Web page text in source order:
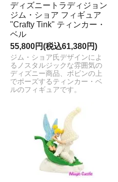
ディズニートラディジョン
ジム・ショア フィギュア
"Crafty Tink" ティンカー・
ベル
55,800円(税込61,380円)
ジム・ショア氏デザインによ
るノスタルジックな雰囲気の
ディズニー商品、ボビンの上
でポーズするティンカー・ベ
ルのフィギュアです。